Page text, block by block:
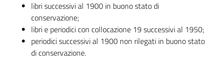
Casa
Archivio
storico
libri successivi al 1900 in buono stato di
conservazione;
libri e periodici con collocazione 19 successivi al 1950;
periodici successivi al 1900 non rilegati in buono stato
di conservazione.